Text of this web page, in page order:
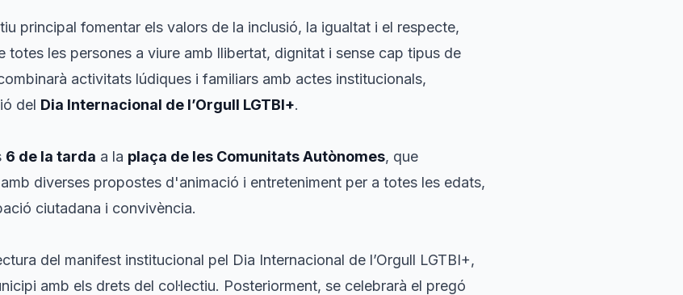
principal fomentar els valors de la inclusió, la igualtat i el respecte,
totes les persones a viure amb llibertat, dignitat i sense cap tipus de
activitats lúdiques i familiars amb actes institucionals,
del Dia Internacional de l’Orgull LGTBI+.
6 de la tarda a la plaça de les Comunitats Autònomes, que
diverses propostes d'animació i entreteniment per a totes les edats,
ciutadana i convivència.
del manifest institucional pel Dia Internacional de l’Orgull LGTBI+,
amb els drets del col·lectiu. Posteriorment, se celebrarà el pregó